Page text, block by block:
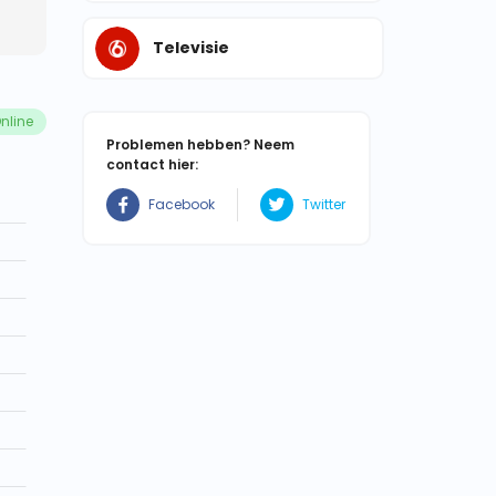
Televisie
Problemen hebben? Neem
contact hier:
Facebook Twitter